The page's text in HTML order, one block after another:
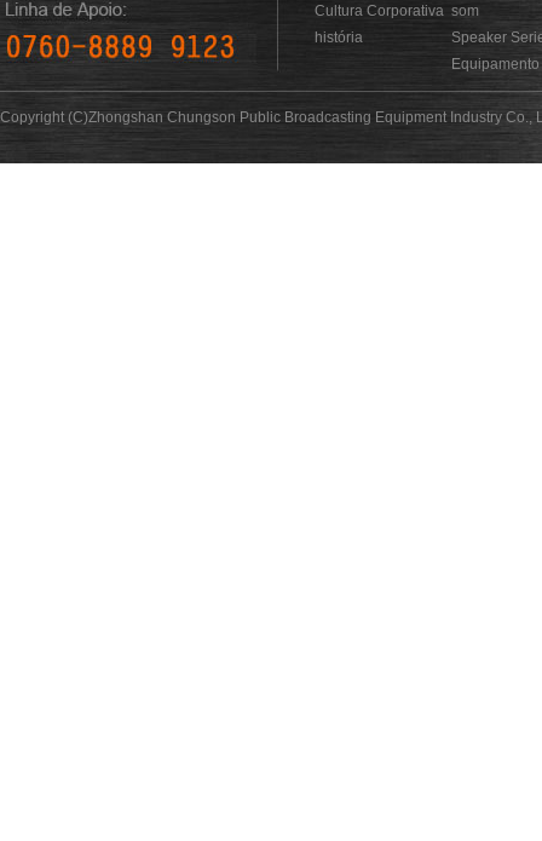
Cultura Corporativa
história
som
Speaker
Copyright (C)Zhongshan Chungson Public Broadcasting Equipment Industry